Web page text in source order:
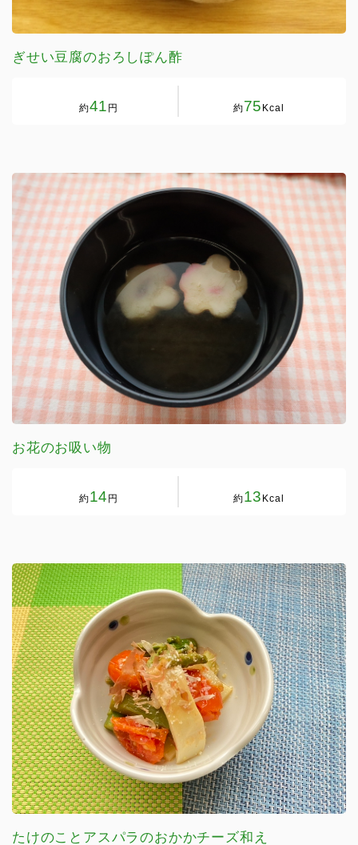
ぎせい豆腐のおろしぽん酢
約41 円 約75 Kcal
お花のお吸い物
約14 円 約13 Kcal
たけのことアスパラのおかかチーズ和え